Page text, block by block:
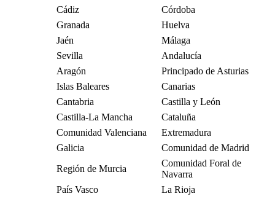
Cádiz
Córdoba
Granada
Huelva
Jaén
Málaga
Sevilla
Andalucía
Aragón
Principado de Asturias
Islas Baleares
Canarias
Cantabria
Castilla y León
Castilla-La Mancha
Cataluña
Comunidad Valenciana
Extremadura
Galicia
Comunidad de Madrid
Región de Murcia
Comunidad Foral de
Navarra
País Vasco
La Rioja